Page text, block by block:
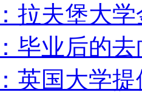
拉夫堡大
毕业后的去
英国大学